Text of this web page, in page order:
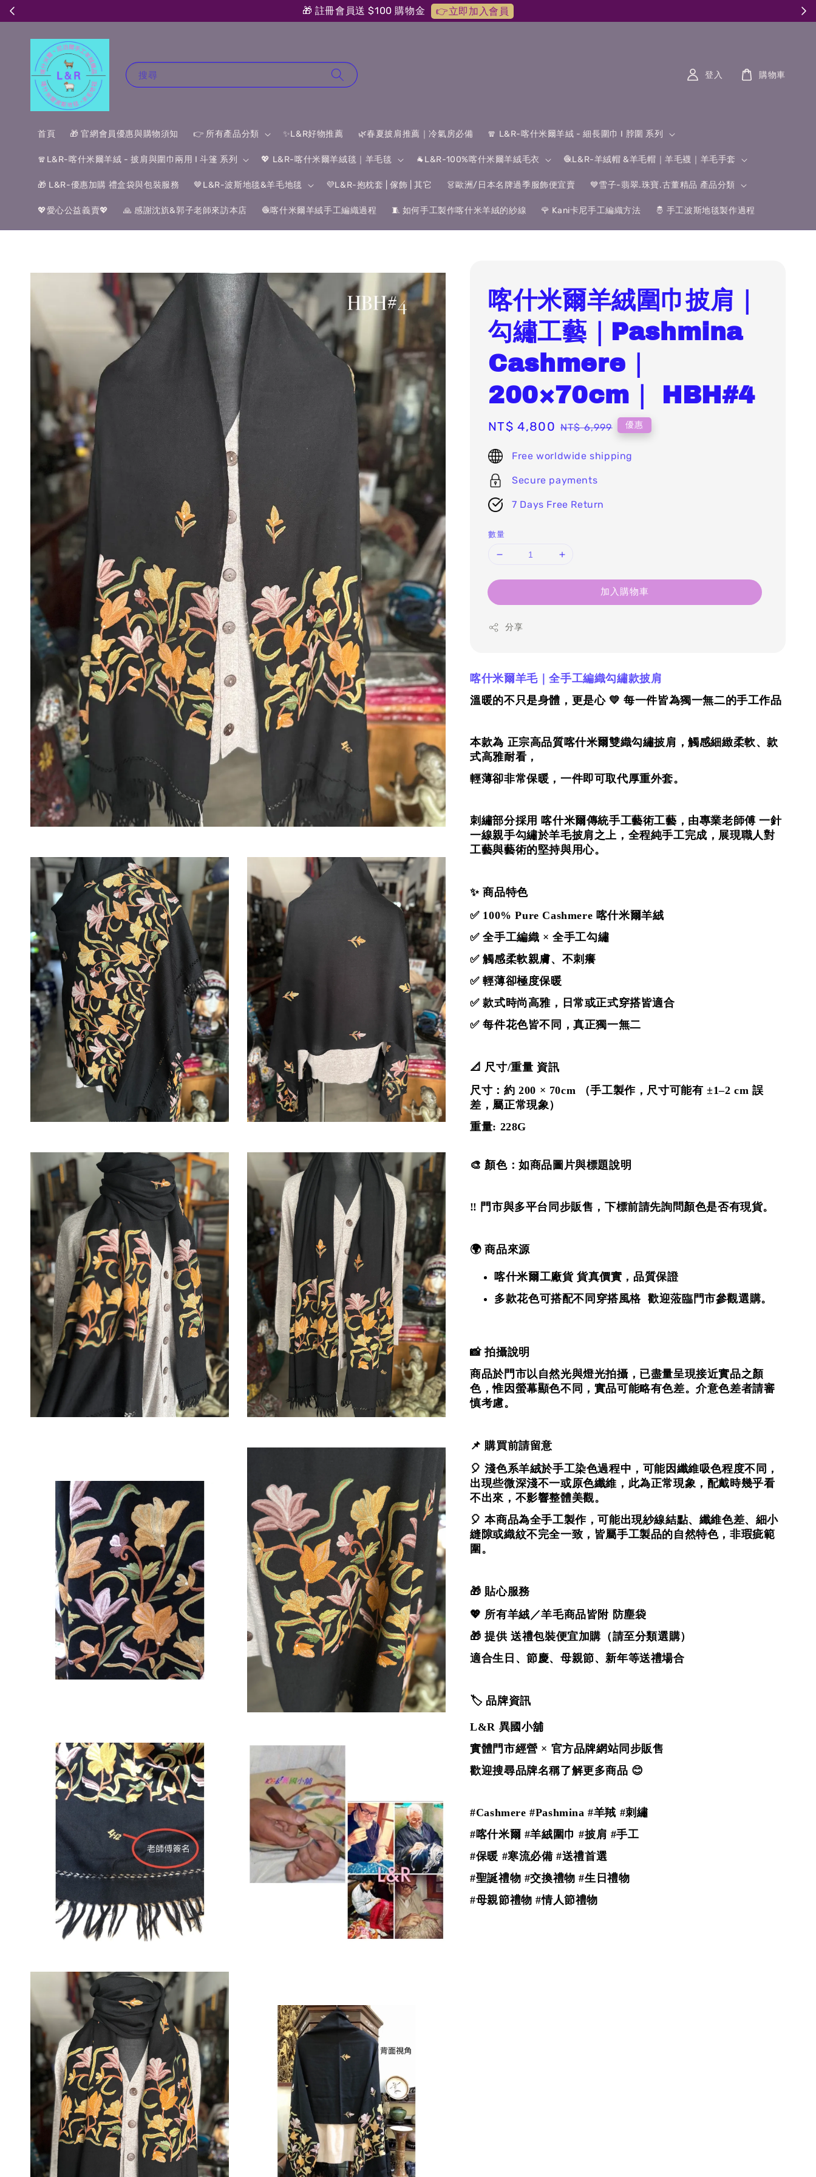
🎁 註冊會員送 $100 購物金 👉立即加入會員
搜尋
首頁 🎁 官網會員優惠與購物須知 👉 所有產品分類 ✨L&R好物推薦 🌿春夏披肩推薦｜冷氣房必備 🧣 L&R-喀什米爾羊絨 - 細長圍巾 I 脖圍 系列
🧣L&R-喀什米爾羊絨 - 披肩與圍巾兩用 I 斗篷 系列 💖 L&R-喀什米爾羊絨毯｜羊毛毯 🐐L&R-100%喀什米爾羊絨毛衣 🧶L&R-羊絨帽 &羊毛帽｜羊毛襪｜羊毛手套
🎁 L&R-優惠加購 禮盒袋與包裝服務 🤎L&R-波斯地毯&羊毛地毯 💜L&R-抱枕套 | 傢飾 | 其它 👗歐洲/日本名牌過季服飾便宜賣 💙雪子-翡翠.珠寶.古董精品 產品分類
💖愛心公益義賣💖 🙏 感謝沈斻&郭子老師來訪本店 🧶喀什米爾羊絨手工編織過程 🧵 如何手工製作喀什米羊絨的紗線 🌹 Kani卡尼手工編織方法 🤴 手工波斯地毯製作過程
登入 購物車
喀什米爾羊絨圍巾披肩｜
勾繡工藝｜Pashmina
Cashmere｜
200×70cm｜ HBH#4
Sale
NT$ 4,800 Regular
NT$ 6,999 優惠
Free worldwide shipping
Secure payments
7 Days Free Return
數量
加入購物車
分享
喀什米爾羊毛｜全手工編織勾繡款披肩
溫暖的不只是身體，更是心 💛 每一件皆為獨一無二的手工作品
本款為 正宗高品質喀什米爾雙織勾繡披肩，觸感細緻柔軟、款
式高雅耐看，
輕薄卻非常保暖，一件即可取代厚重外套。
刺繡部分採用 喀什米爾傳統手工藝術工藝，由專業老師傅 一針
一線親手勾繡於羊毛披肩之上，全程純手工完成，展現職人對
工藝與藝術的堅持與用心。
✨ 商品特色
✅ 100% Pure Cashmere 喀什米爾羊絨
✅ 全手工編織 × 全手工勾繡
✅ 觸感柔軟親膚、不刺癢
✅ 輕薄卻極度保暖
✅ 款式時尚高雅，日常或正式穿搭皆適合
✅ 每件花色皆不同，真正獨一無二
📐 尺寸/重量 資訊
尺寸：約 200 × 70cm
（手工製作，尺寸可能有 ±1–2 cm 誤
差，屬正常現象）
重量: 228G
🎨 顏色：如商品圖片與標題說明
‼️ 門市與多平台同步販售，下標前請先詢問顏色是否有現貨。
🌍 商品來源
喀什米爾工廠貨 貨真價實，品質保證
多款花色可搭配不同穿搭風格 歡迎蒞臨門市參觀選購。
📸 拍攝說明
商品於門市以自然光與燈光拍攝， 已盡量呈現接近實品之顏
色，惟因螢幕顯色不同，實品可能略有色差。介意色差者請審
慎考慮。
📌 購買前請留意
🎈 淺色系羊絨於手工染色過程中，可能因纖維吸色程度不同，
出現些微深淺不一或原色纖維， 此為正常現象，配戴時幾乎看
不出來，不影響整體美觀。
🎈 本商品為全手工製作，可能出現紗線結點、纖維色差、細小
縫隙或織紋不完全一致， 皆屬手工製品的自然特色，非瑕疵範
圍。
🎁 貼心服務
💖 所有羊絨／羊毛商品皆附 防塵袋
🎁 提供 送禮包裝便宜加購（請至分類選購）
適合生日、節慶、母親節、新年等送禮場合
🏷️ 品牌資訊
L&R 異國小舖
實體門市經營 × 官方品牌網站同步販售
歡迎搜尋品牌名稱了解更多商品 😊
#Cashmere #Pashmina #羊羢 #刺繡
#喀什米爾 #羊絨圍巾 #披肩 #手工
#保暖 #寒流必備 #送禮首選
#聖誕禮物 #交換禮物 #生日禮物
#母親節禮物 #情人節禮物